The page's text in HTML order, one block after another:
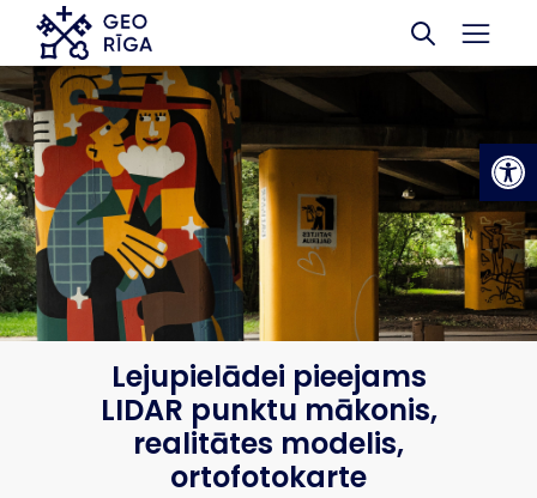
Skip to main content
Lejupielādei pieejams
LIDAR punktu mākonis,
realitātes modelis,
ortofotokarte